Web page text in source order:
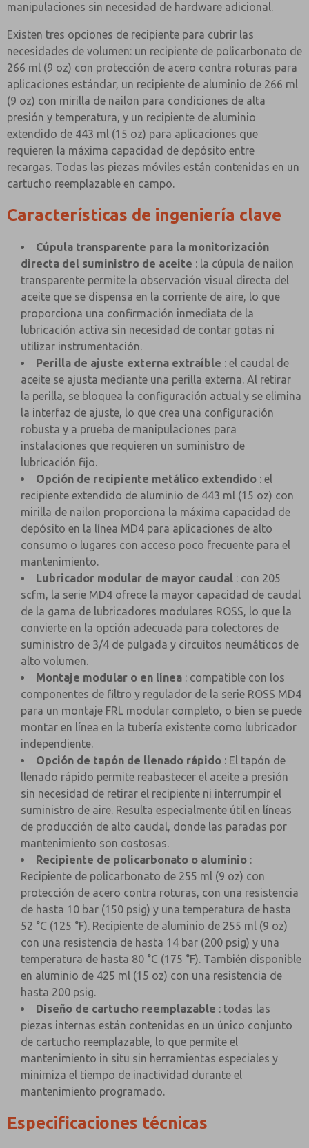
manipulaciones sin necesidad de hardware adicional.
Existen tres opciones de recipiente para cubrir las
necesidades de volumen: un recipiente de policarbonato de
266 ml (9 oz) con protección de acero contra roturas para
aplicaciones estándar, un recipiente de aluminio de 266 ml
(9 oz) con mirilla de nailon para condiciones de alta
presión y temperatura, y un recipiente de aluminio
extendido de 443 ml (15 oz) para aplicaciones que
requieren la máxima capacidad de depósito entre
recargas. Todas las piezas móviles están contenidas en un
cartucho reemplazable en campo.
Características de ingeniería clave
Cúpula transparente para la monitorización
directa del suministro de aceite : la cúpula de nailon
transparente permite la observación visual directa del
aceite que se dispensa en la corriente de aire, lo que
proporciona una confirmación inmediata de la
lubricación activa sin necesidad de contar gotas ni
utilizar instrumentación.
Perilla de ajuste externa extraíble : el caudal de
aceite se ajusta mediante una perilla externa. Al retirar
la perilla, se bloquea la configuración actual y se elimina
la interfaz de ajuste, lo que crea una configuración
robusta y a prueba de manipulaciones para
instalaciones que requieren un suministro de
lubricación fijo.
Opción de recipiente metálico extendido : el
recipiente extendido de aluminio de 443 ml (15 oz) con
mirilla de nailon proporciona la máxima capacidad de
depósito en la línea MD4 para aplicaciones de alto
consumo o lugares con acceso poco frecuente para el
mantenimiento.
Lubricador modular de mayor caudal : con 205
scfm, la serie MD4 ofrece la mayor capacidad de caudal
de la gama de lubricadores modulares ROSS, lo que la
convierte en la opción adecuada para colectores de
suministro de 3/4 de pulgada y circuitos neumáticos de
alto volumen.
Montaje modular o en línea : compatible con los
componentes de filtro y regulador de la serie ROSS MD4
para un montaje FRL modular completo, o bien se puede
montar en línea en la tubería existente como lubricador
independiente.
Opción de tapón de llenado rápido : El tapón de
llenado rápido permite reabastecer el aceite a presión
sin necesidad de retirar el recipiente ni interrumpir el
suministro de aire. Resulta especialmente útil en líneas
de producción de alto caudal, donde las paradas por
mantenimiento son costosas.
Recipiente de policarbonato o aluminio :
Recipiente de policarbonato de 255 ml (9 oz) con
protección de acero contra roturas, con una resistencia
de hasta 10 bar (150 psig) y una temperatura de hasta
52 °C (125 °F). Recipiente de aluminio de 255 ml (9 oz)
con una resistencia de hasta 14 bar (200 psig) y una
temperatura de hasta 80 °C (175 °F). También disponible
en aluminio de 425 ml (15 oz) con una resistencia de
hasta 200 psig.
Diseño de cartucho reemplazable : todas las
piezas internas están contenidas en un único conjunto
de cartucho reemplazable, lo que permite el
mantenimiento in situ sin herramientas especiales y
minimiza el tiempo de inactividad durante el
mantenimiento programado.
Especificaciones técnicas